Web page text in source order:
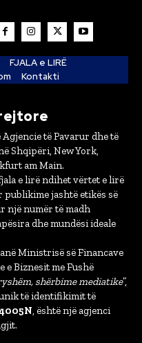
FJALA e LIRË
Kontakti
të Pavarur dhe të
Shqipëri, New York,
am Main.
e lirë ndihet vërtet e lirë
jashtë etikës së
një numër të madh
dhe mundësi ideale
Ministrisë së Financave
e Biznesit me Fushë
shërbime mediatike”,
të identifikimit të
, është një agjenci